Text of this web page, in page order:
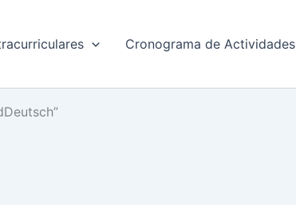
Cronograma de Actividades